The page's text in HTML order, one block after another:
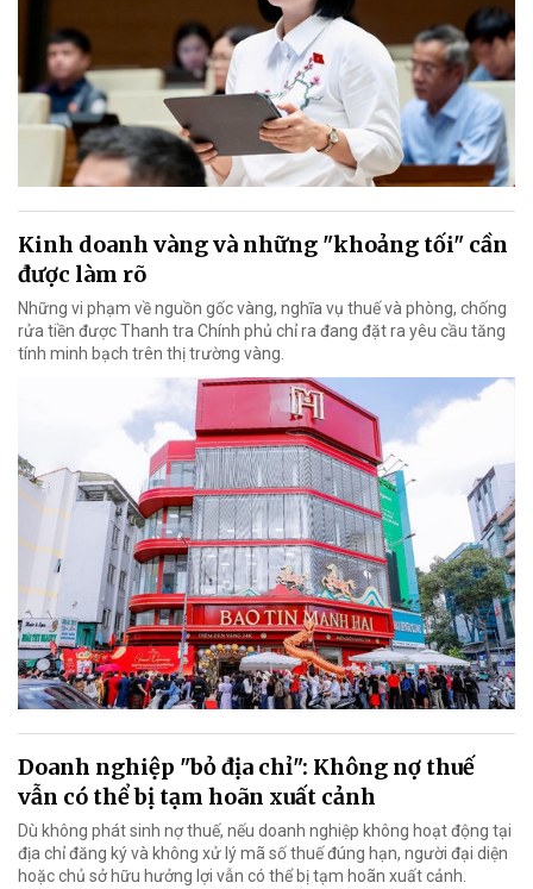
Kinh doanh vàng và những "khoảng tối" cần
được làm rõ
Những vi phạm về nguồn gốc vàng, nghĩa vụ thuế và phòng, chống
rửa tiền được Thanh tra Chính phủ chỉ ra đang đặt ra yêu cầu tăng
tính minh bạch trên thị trường vàng.
Doanh nghiệp "bỏ địa chỉ": Không nợ thuế
vẫn có thể bị tạm hoãn xuất cảnh
Dù không phát sinh nợ thuế, nếu doanh nghiệp không hoạt động tại
địa chỉ đăng ký và không xử lý mã số thuế đúng hạn, người đại diện
hoặc chủ sở hữu hưởng lợi vẫn có thể bị tạm hoãn xuất cảnh.